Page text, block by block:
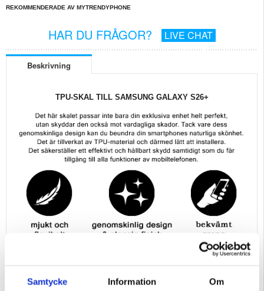
Samtycke Information Om
REKOMMENDERADE AV MYTRENDYPHONE
HAR DU FRÅGOR? LIVE CHAT
Beskrivning
TPU-SKAL TILL SAMSUNG GALAXY S26+